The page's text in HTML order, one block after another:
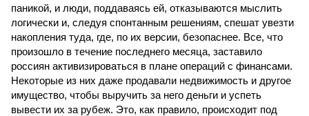
паникой, и люди, поддаваясь ей, отказываются мыслить
логически и, следуя спонтанным решениям, спешат увезти
накопления туда, где, по их версии, безопаснее. Все, что
произошло в течение последнего месяца, заставило
россиян активизироваться в плане операций с финансами.
Некоторые из них даже продавали недвижимость и другое
имущество, чтобы выручить за него деньги и успеть
вывести их за рубеж. Это, как правило, происходит под